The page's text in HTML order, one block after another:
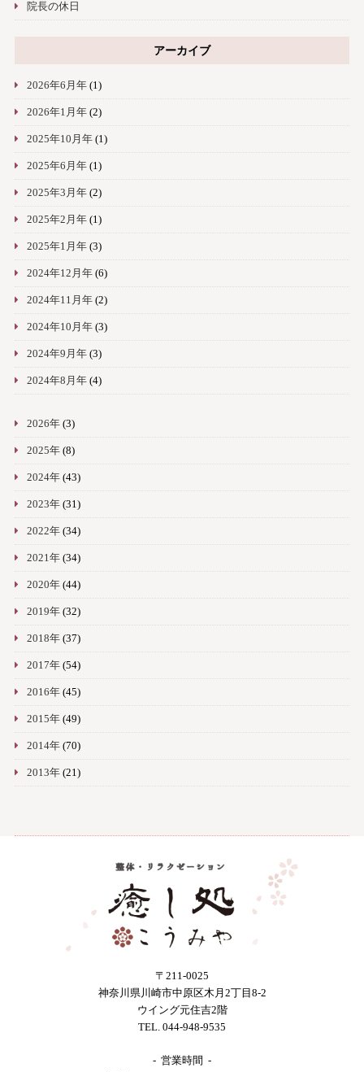
院長の休日
アーカイブ
2026年6月年(1)
2026年1月年(2)
2025年10月年(1)
2025年6月年(1)
2025年3月年(2)
2025年2月年(1)
2025年1月年(3)
2024年12月年(6)
2024年11月年(2)
2024年10月年(3)
2024年9月年(3)
2024年8月年(4)
2026年(3)
2025年(8)
2024年(43)
2023年(31)
2022年(34)
2021年(34)
2020年(44)
2019年(32)
2018年(37)
2017年(54)
2016年(45)
2015年(49)
2014年(70)
2013年(21)
〒211-0025
神奈川県川崎市中原区木月2丁目8-2
ウイング元住吉2階
TEL. 044-948-9535
- 営業時間 -